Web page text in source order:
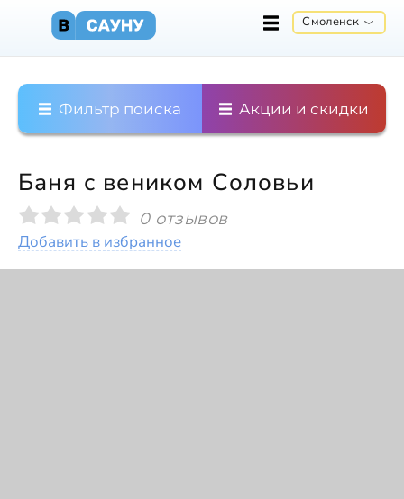
Смоленск
Фильтр поиска Акции и скидки
Баня с веником Соловьи
0 отзывов
Добавить в избранное